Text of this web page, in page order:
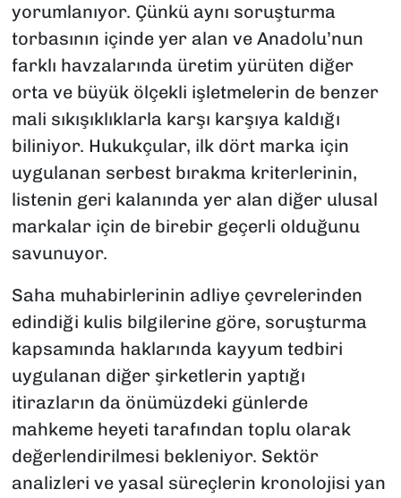
yorumlanıyor. Çünkü aynı soruşturma
torbasının içinde yer alan ve Anadolu’nun
farklı havzalarında üretim yürüten diğer
orta ve büyük ölçekli işletmelerin de benzer
mali sıkışıklıklarla karşı karşıya kaldığı
biliniyor. Hukukçular, ilk dört marka için
uygulanan serbest bırakma kriterlerinin,
listenin geri kalanında yer alan diğer ulusal
markalar için de birebir geçerli olduğunu
savunuyor.
Saha muhabirlerinin adliye çevrelerinden
edindiği kulis bilgilerine göre, soruşturma
kapsamında haklarında kayyum tedbiri
uygulanan diğer şirketlerin yaptığı
itirazların da önümüzdeki günlerde
mahkeme heyeti tarafından toplu olarak
değerlendirilmesi bekleniyor. Sektör
analizleri ve yasal süreçlerin kronolojisi yan